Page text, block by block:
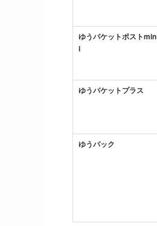
ゆうパケットポストmin
i
ゆうパケットプラス
ゆうパック